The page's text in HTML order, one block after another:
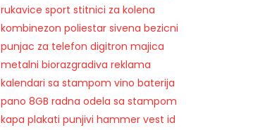
rukavice sport stitnici za kolena
kombinezon poliestar sivena bezicni
punjac za telefon digitron majica
metalni biorazgradiva reklama
kalendari sa stampom vino baterija
pano 8GB radna odela sa stampom
kapa plakati punjivi hammer vest id